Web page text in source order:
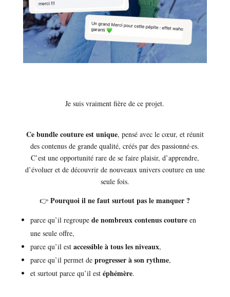
Je suis vraiment fière de ce projet.
Ce bundle couture est unique, pensé avec le cœur, et réunit
des contenus de grande qualité, créés par des passionné·es.
C’est une opportunité rare de se faire plaisir, d’apprendre,
d’évoluer et de découvrir de nouveaux univers couture en une
seule fois.
👉Pourquoi il ne faut surtout pas le manquer ?
parce qu’il regroupe de nombreux contenus coutureen
une seule offre,
parce qu’il est accessible à tous les niveaux,
parce qu’il permet de progresser à son rythme,
et surtout parce qu’il est éphémère.